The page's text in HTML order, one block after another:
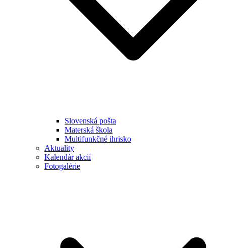
Slovenská pošta
Materská škola
Multifunkčné ihrisko
Aktuality
Kalendár akcií
Fotogalérie